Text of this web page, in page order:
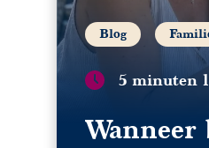
Blog
5 minuten
Wanneer